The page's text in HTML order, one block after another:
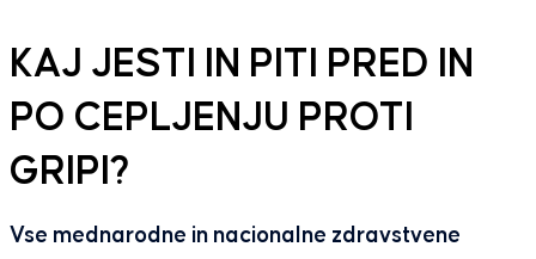
KAJ JESTI IN PITI PRED IN
PO CEPLJENJU PROTI
GRIPI?
Vse mednarodne in nacionalne zdravstvene